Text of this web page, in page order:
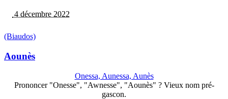
4 décembre 2022
(Biaudos)
Aounès
Onessa, Aunessa, Aunès
Prononcer "Onesse", "Awnesse", "Aounès" ? Vieux nom pré-
gascon.